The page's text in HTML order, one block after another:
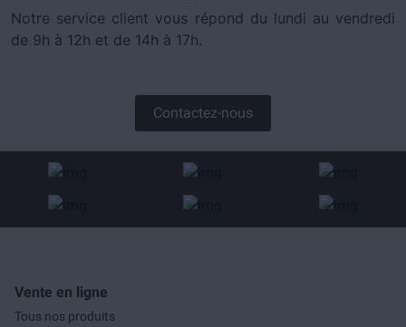
Notre service client vous répond du lundi au vendredi
de 9h à 12h et de 14h à 17h.
Contactez-nous
Vente en ligne
Tous nos produits